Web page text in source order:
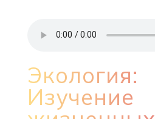
Экология:
Изучение